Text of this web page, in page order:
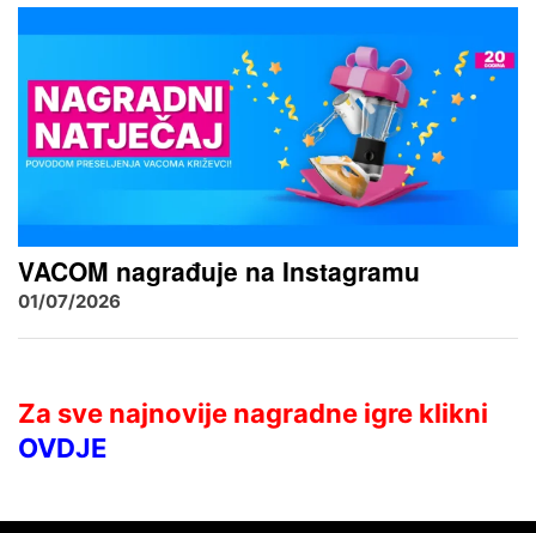
VACOM nagrađuje na Instagramu
01/07/2026
Za sve najnovije nagradne igre klikni
OVDJE